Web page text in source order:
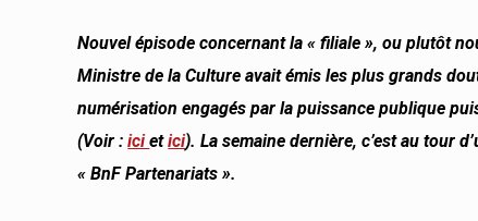
Nouvel épisode concernant la « filiale », ou plutôt
Ministre de la Culture avait émis les plus grands
numérisation engagés par la puissance publique
(Voir :icietici). La semaine dernière, c’estau tour
« BnF Partenariats ».